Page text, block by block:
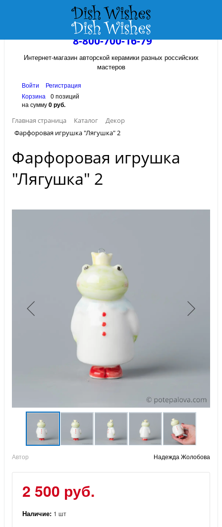
8-800-700-16-79
Интернет-магазин авторской керамики разных российских
мастеров
Войти
Регистрация
Корзина
0 позиций
на сумму0 руб.
Главная страница
Каталог
Декор
Фарфоровая игрушка "Лягушка" 2
Фарфоровая игрушка
"Лягушка" 2
Автор Надежда Жолобова
2 500 руб.
Наличие: 1 шт